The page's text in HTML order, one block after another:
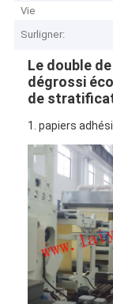
Vie
Surligner:
Le double
dégrossi
de
1. papiers